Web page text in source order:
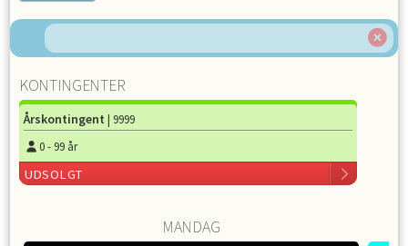
KONTINGENTER
Årskontingent | 9999
0- 99år
UDSOLGT
MANDAG